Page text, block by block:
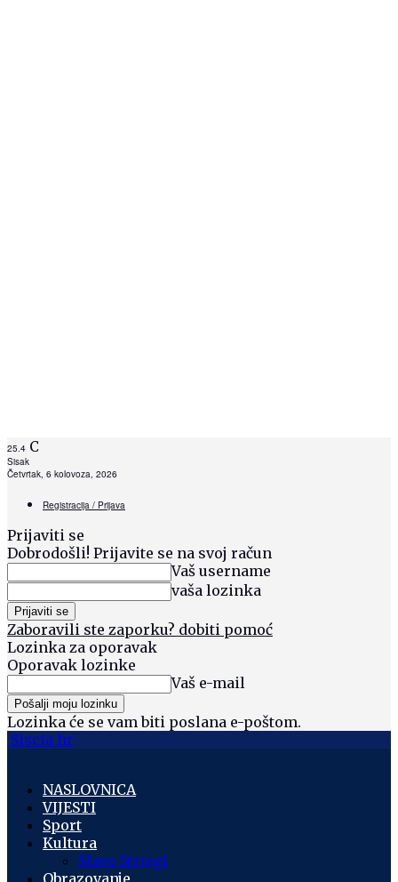
25.4 C
Sisak
Četvrtak, 6 kolovoza, 2026
Registracija / Prijava
Prijaviti se
Dobrodošli! Prijavite se na svoj račun
Vaš username
vaša lozinka
Zaboravili ste zaporku? dobiti pomoć
Lozinka za oporavak
Oporavak lozinke
Vaš e-mail
Lozinka će se vam biti poslana e-poštom.
Siscia hr
NASLOVNICA
VIJESTI
Sport
Kultura
Slavo Striegl
Obrazovanje